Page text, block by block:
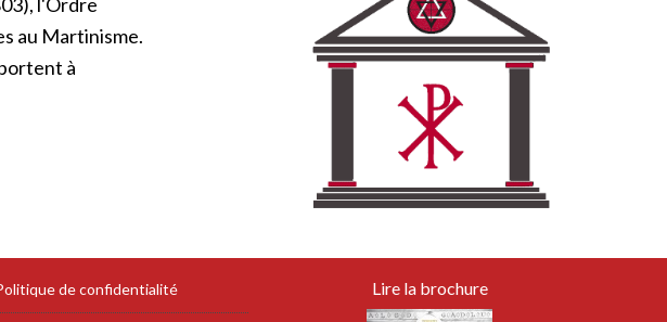
au Martinisme.
à
de confidentialité Lire la brochure